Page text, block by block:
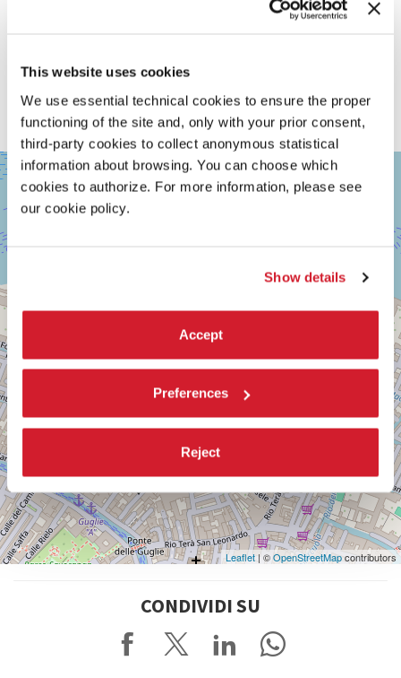
This website uses cookies
We use essential technical cookies to ensure the proper
functioning of the site and, only with your prior consent,
third-party cookies to collect anonymous statistical
information about browsing. You can choose which
cookies to authorize. For more information, please see
our cookie policy.
Show details
Accept
Preferences
Reject
Nello spazio di archeologia industriale, le opere abitano un impianto
scenico intervallato da quinte di tessuti sgargianti che accolgono
amplificare le domande e aprirsi al desiderio di comprendere meglio
emergono dalla nostra Nazione. E il padiglione diventa più che una
mostra: un’atmosfera, uno spazio che ascolta a sua volta.
VENEZIA,
CANNAREGIO
3218/A
Leaflet | ©OpenStreetMapcontributors
CONDIVIDI SU